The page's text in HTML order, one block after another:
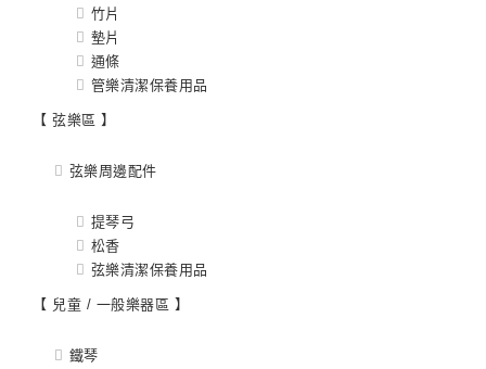
竹片
墊片
通條
管樂清潔保養用品
【 弦樂區 】
弦樂周邊配件
提琴弓
松香
弦樂清潔保養用品
【 兒童 / 一般樂器區 】
鐵琴